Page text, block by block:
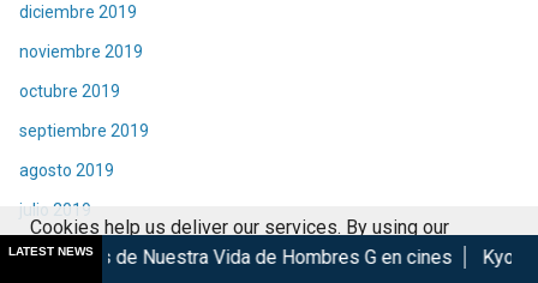
diciembre 2019
noviembre 2019
octubre 2019
septiembre 2019
agosto 2019
julio 2019
junio 2019
LATEST NEWS
Nuestra Vida de Hombres G en cines KyoMAF 2026:
Cookies help us deliver our services. By using our
services, you agree to our use of cookies.
Got it